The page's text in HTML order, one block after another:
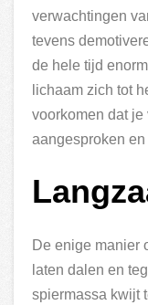
verwachtingen
tevens
de hele tijd
lichaam zich tot
voorkomen dat
aangesproken
De enige manier
laten dalen en
spiermassa kwijt